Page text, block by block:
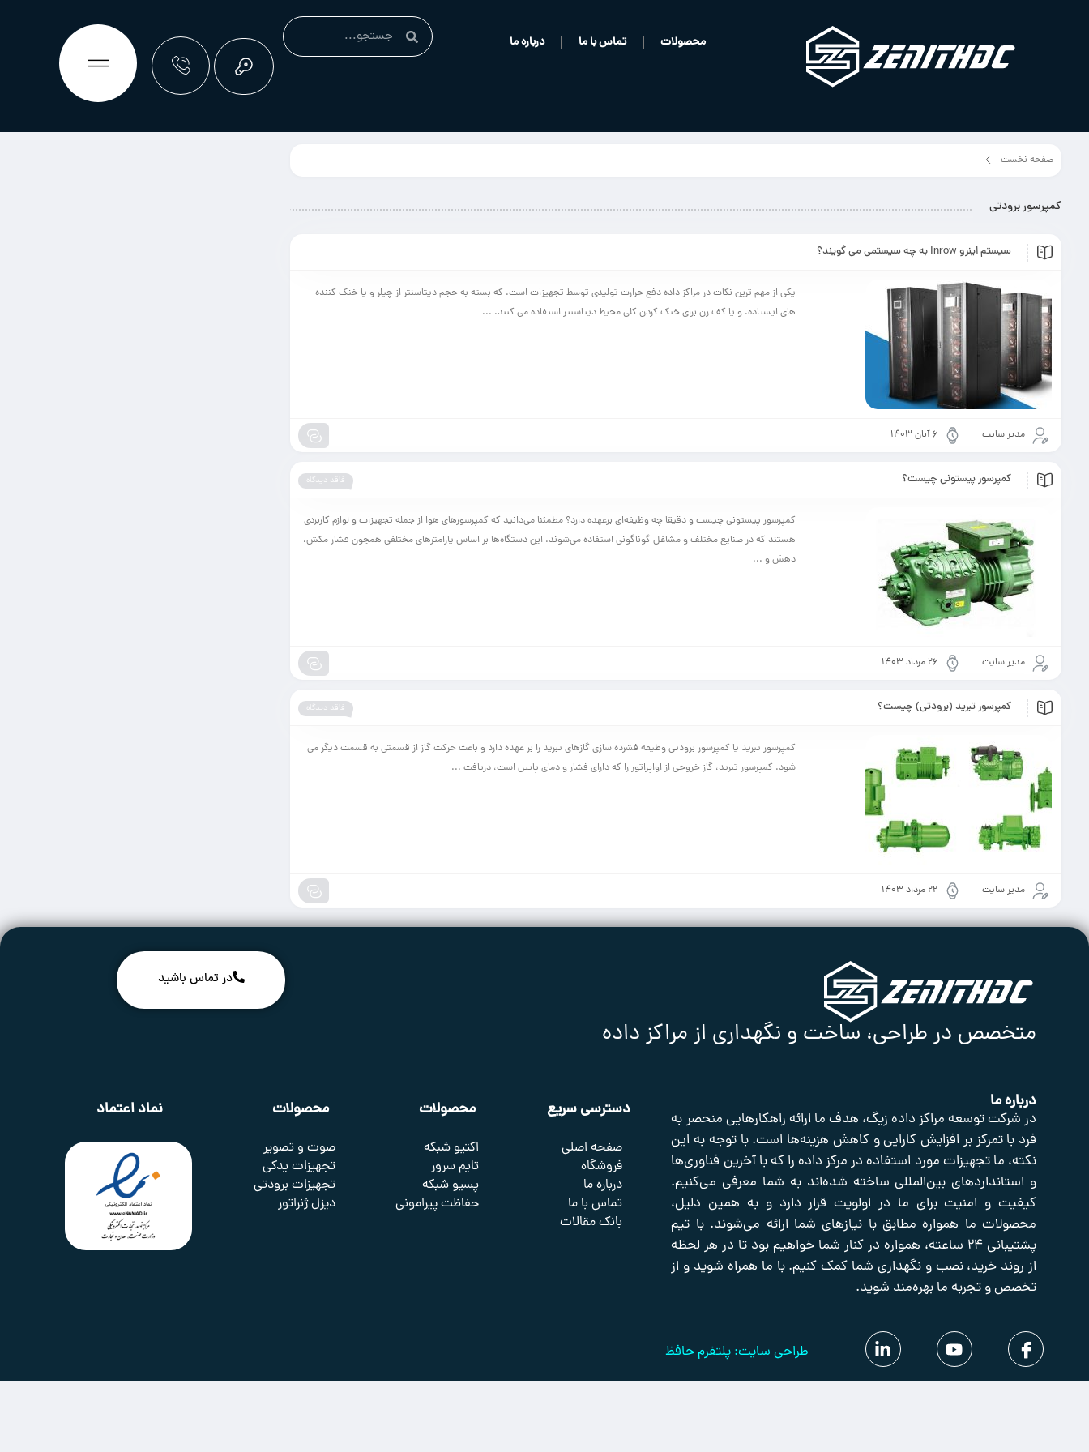
محصولات تماس با ما درباره ما
صفحه نخست
کمپرسور برودتی
سیستم اینرو Inrow به چه سیستمی می گویند؟
یکی از مهم ترین نکات در مراکز داده دفع حرارت تولیدی توسط تجهیزات است. که بسته به حجم دیتاسنتر از چیلر و یا خنک کننده
های ایستاده. و یا کف زن برای خنک کردن کلی محیط دیتاسنتر استفاده می کنند. ...
مدیر سایت ۶ آبان ۱۴۰۳
فاقد دیدگاه کمپرسور پیستونی چیست؟
کمپرسور پیستونی چیست و دقیقا چه وظیفه‌ای برعهده دارد؟ مطمئنا می‌دانید که کمپرسورهای هوا از جمله تجهیزات و لوازم کاربردی
هستند که در صنایع مختلف و مشاغل گوناگونی استفاده می‌شوند. این دستگاه‌ها بر اساس پارامترهای مختلفی همچون فشار مکش،
دهش و ...
مدیر سایت ۲۶ مرداد ۱۴۰۳
فاقد دیدگاه کمپرسور تبرید (برودتی) چیست؟
کمپرسور تبرید یا کمپرسور برودتی وظیفه فشرده سازی گازهای تبرید را بر عهده دارد و باعث حرکت گاز از قسمتی به قسمت دیگر می
شود. کمپرسور تبرید، گاز خروجی از اواپراتور را که دارای فشار و دمای پایین است، دریافت ...
مدیر سایت ۲۲ مرداد ۱۴۰۳
متخصص در طراحی، ساخت و نگهداری از مراکز داده
در تماس باشید
درباره ما
در شرکت توسعه مراکز داده زیگ، هدف ما ارائه راهکارهایی منحصر به
فرد با تمرکز بر افزایش کارایی و کاهش هزینه‌ها است. با توجه به این
نکته، ما تجهیزات مورد استفاده در مرکز داده را که با آخرین فناوری‌ها
و استانداردهای بین‌المللی ساخته شده‌اند به شما معرفی می‌کنیم.
کیفیت و امنیت برای ما در اولویت قرار دارد و به همین دلیل،
محصولات ما همواره مطابق با نیازهای شما ارائه می‌شوند. با تیم
پشتیبانی ۲۴ ساعته، همواره در کنار شما خواهیم بود تا در هر لحظه
از روند خرید، نصب و نگهداری شما کمک کنیم. با ما همراه شوید و از
تخصص و تجربه ما بهره‌مند شوید.
دسترسی سریع محصولات محصولات نماد اعتماد
صفحه اصلی
فروشگاه
درباره ما
تماس با ما
بانک مقالات
اکتیو شبکه
تایم سرور
پسیو شبکه
حفاظت پیرامونی
صوت و تصویر
تجهیزات یدکی
تجهیزات برودتی
دیزل ژنراتور
طراحی سایت: پلتفرم حافظ